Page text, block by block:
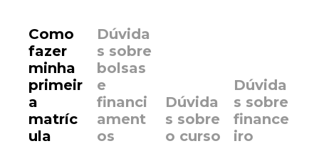
Como
fazer
minha
primeir
a
matríc
ula
Dúvida
s sobre
bolsas
e
financi
ament
os
Dúvida
s sobre
o curso
Dúvida
s sobre
finance
iro